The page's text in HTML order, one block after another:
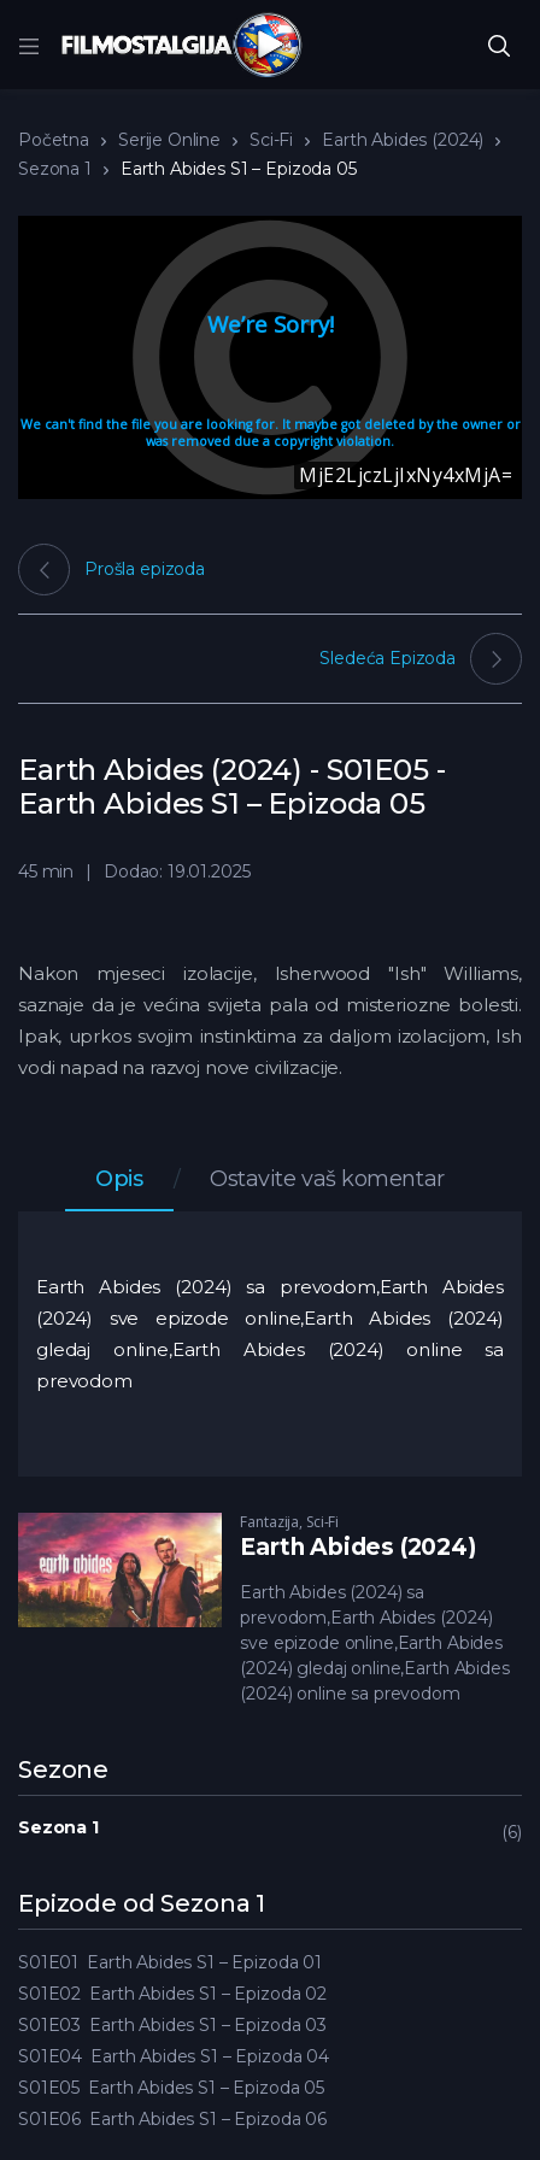
Početna Serije Online Sci-Fi
Earth Abides (2024)
Sezona 1
Earth Abides S1 – Epizoda 05
Earth Abides (2024) - S01E05 -
Earth Abides S1 – Epizoda 05
Prošla epizoda
Sledeća Epizoda
45 min Dodao: 19.01.2025
Nakon mjeseci izolacije, Isherwood "Ish" Williams,
saznaje da je većina svijeta pala od misteriozne bolesti.
Ipak, uprkos svojim instinktima za daljom izolacijom, Ish
vodi napad na razvoj nove civilizacije.
Opis Ostavite vaš komentar
Earth Abides (2024) sa prevodom,Earth Abides
(2024) sve epizode online,Earth Abides (2024)
gledaj online,Earth Abides (2024) online sa
prevodom
Fantazija, Sci-Fi
Earth Abides (2024)
Earth Abides (2024) sa
prevodom,Earth Abides (2024)
sve epizode online,Earth Abides
(2024) gledaj online,Earth Abides
(2024) online sa prevodom
Sezone
Sezona 1 6
Epizode od Sezona 1
S01E01
Earth Abides S1 – Epizoda 01
S01E02 Earth Abides S1 – Epizoda 02
S01E03 Earth Abides S1 – Epizoda 03
S01E04 Earth Abides S1 – Epizoda 04
S01E05 Earth Abides S1 – Epizoda 05
S01E06 Earth Abides S1 – Epizoda 06